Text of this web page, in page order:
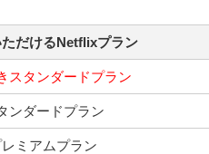
だけるNetflixプラン
スタンダードプラン
ンダードプラン
ミアムプラン